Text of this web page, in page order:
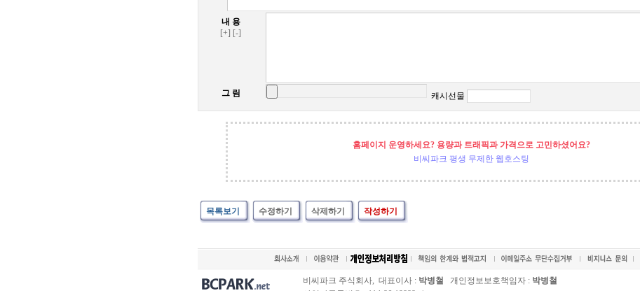
내 용
[+] [-]
그 림 캐시선물
홈페이지 운영하세요? 용량과 트래픽과 가격으로 고민하셨어요?
비씨파크 평생 무제한 웹호스팅
목록보기 수정하기 삭제하기 작성하기
비씨파크 주식회사, 대표이사 : 박병철 개인정보보호책임자 : 박병철